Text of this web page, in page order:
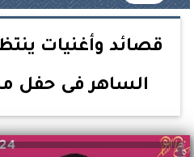
قصائد وأغنيات
الساهر فى حفل